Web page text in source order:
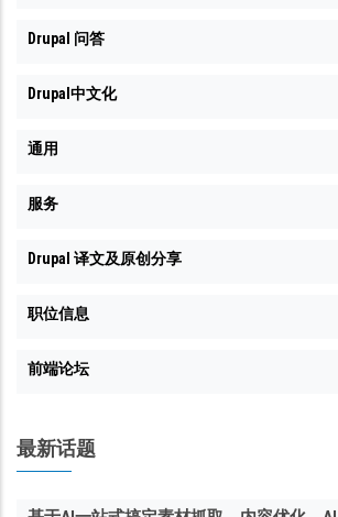
Drupal 问答
Drupal中文化
通用
服务
Drupal 译文及原创分享
职位信息
前端论坛
最新话题